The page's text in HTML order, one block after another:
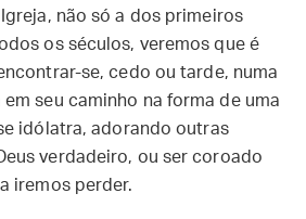
não só a dos primeiros
os séculos, veremos que é
se, cedo ou tarde, numa
seu caminho na forma de uma
idólatra, adorando outras
verdadeiro, ou ser coroado
iremos perder.